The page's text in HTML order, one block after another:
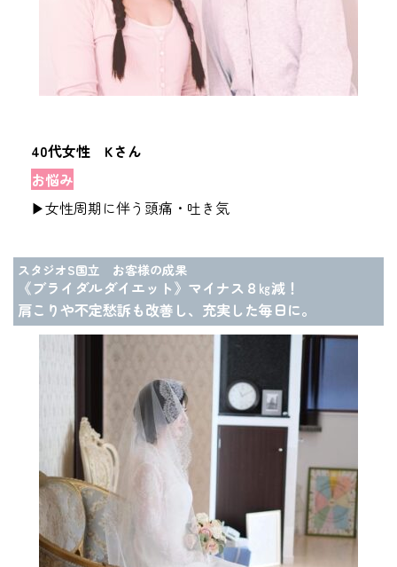
40代女性 Kさん
お悩み
▶女性周期に伴う頭痛・吐き気
スタジオS国立 お客様の成果
《ブライダルダイエット》マイナス８㎏減！
肩こりや不定愁訴も改善し、充実した毎日に。